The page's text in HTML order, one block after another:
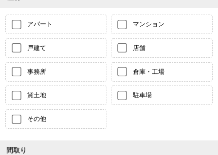
アパート マンション
戸建て 店舗
事務所 倉庫・工場
貸土地 駐車場
その他
間取り